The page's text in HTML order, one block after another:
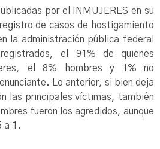
por el INMUJERES en su
de casos de hostigamiento
la administración pública federal
el 91% de quienes
el 8% hombres y 1% no
Lo anterior, si bien deja
las principales víctimas, también
fueron los agredidos, aunque
a 1.